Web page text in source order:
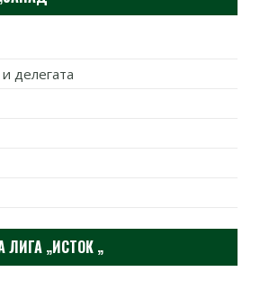
делегата
ЛИГА „ИСТОК „